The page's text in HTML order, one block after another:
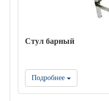
Стул барный
Подробнее